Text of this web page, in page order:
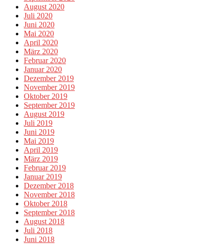
August 2020
Juli 2020
Juni 2020
Mai 2020
April 2020
März 2020
Februar 2020
Januar 2020
Dezember 2019
November 2019
Oktober 2019
September 2019
August 2019
Juli 2019
Juni 2019
Mai 2019
April 2019
März 2019
Februar 2019
Januar 2019
Dezember 2018
November 2018
Oktober 2018
September 2018
August 2018
Juli 2018
Juni 2018